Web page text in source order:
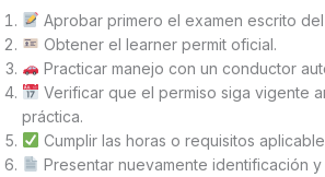
Aprobar primero el examen escrito del
Obtener el learner permit oficial.
Practicar manejo con un conductor
Verificar que el permiso siga vigente
práctica.
Cumplir las horas o requisitos
Presentar nuevamente identificación